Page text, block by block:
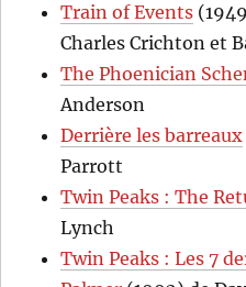
Train of Events
Charles Crichton et
The Phoenician
Anderson
Derrière les barreaux
Parrott
Twin Peaks : The
Lynch
Twin Peaks : Les 7